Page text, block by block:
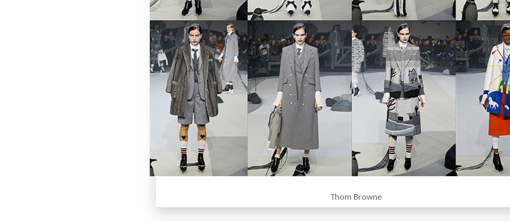
Thom Browne